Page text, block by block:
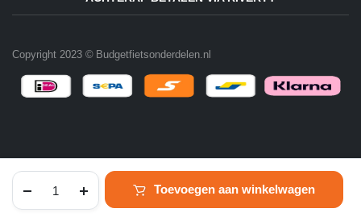
crank
zwart
Toevoegen aan winkelwagen
Copyright 2023 © Budgetfietsonderdelen.nl
HOME ZOEKEN ACCOUNT FILTER